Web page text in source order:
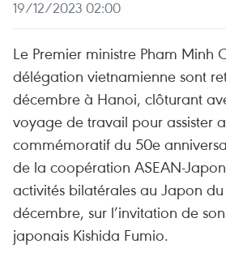
19/12/2023 02:00
Le Premier ministre Pham Minh
délégation vietnamienne sont
décembre à Hanoi, clôturant
voyage de travail pour assister
commémoratif du 50e
de la coopération ASEAN-
activités bilatérales au Japon du
décembre, sur l’invitation de
japonais Kishida Fumio.